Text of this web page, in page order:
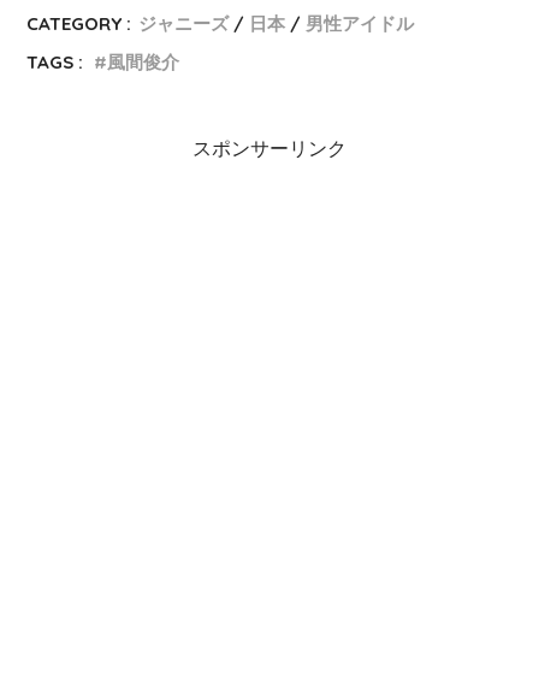
CATEGORY : ジャニーズ 日本
男性アイドル
TAGS :
風間俊介
スポンサーリンク